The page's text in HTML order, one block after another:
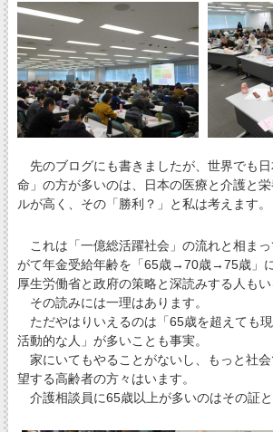
先のブログにも書きましたが、世界でも
命」の方が多いのは、日本の医療と介護と
ルが高く、その「勝利？」と私は考えます。
これは「一億総活躍社会」の流れと相ま
がて年金受給年齢を「65歳→70歳→75歳」
厚生労働省と政府の策略と深読みする人もい
その読みには一理はあります。
ただやはりいえるのは「65歳を超えても
活動的な人」が多いことも事実。
家にいてもやることがないし、もっと社
望する高齢者の方々はいます。
介護相談員に65歳以上が多いのはその証と